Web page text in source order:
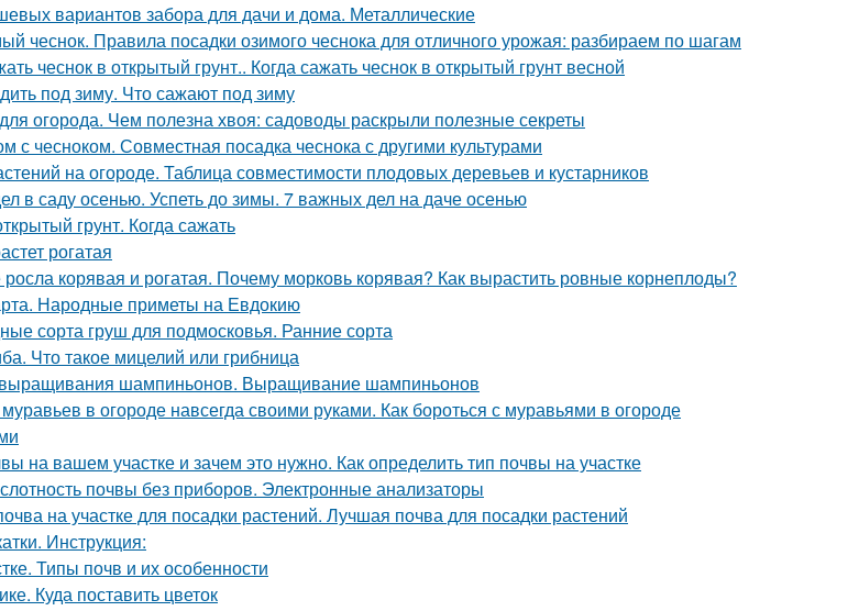
вариантов забора для дачи и дома. Металлические
чеснок. Правила посадки озимого чеснока для отличного урожая: разбираем по шагам
чеснок в открытый грунт.. Когда сажать чеснок в открытый грунт весной
под зиму. Что сажают под зиму
огорода. Чем полезна хвоя: садоводы раскрыли полезные секреты
с чесноком. Совместная посадка чеснока с другими культурами
на огороде. Таблица совместимости плодовых деревьев и кустарников
в саду осенью. Успеть до зимы. 7 важных дел на даче осенью
грунт. Когда сажать
рогатая
корявая и рогатая. Почему морковь корявая? Как вырастить ровные корнеплоды?
Народные приметы на Евдокию
сорта груш для подмосковья. Ранние сорта
Что такое мицелий или грибница
выращивания шампиньонов. Выращивание шампиньонов
муравьев в огороде навсегда своими руками. Как бороться с муравьями в огороде
на вашем участке и зачем это нужно. Как определить тип почвы на участке
почвы без приборов. Электронные анализаторы
на участке для посадки растений. Лучшая почва для посадки растений
Инструкция:
Типы почв и их особенности
Куда поставить цветок